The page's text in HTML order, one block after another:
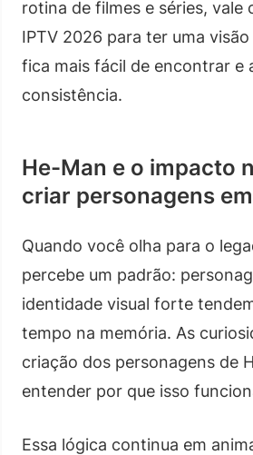
rotina de filmes e séries, vale
IPTV 2026 para ter uma
fica mais fácil de encontrar e
consistência.
He-Man e o impacto
criar personagens
Quando você olha para o
percebe um padrão:
identidade visual forte
tempo na memória. As
criação dos personagens de
entender por que isso
Essa lógica continua em